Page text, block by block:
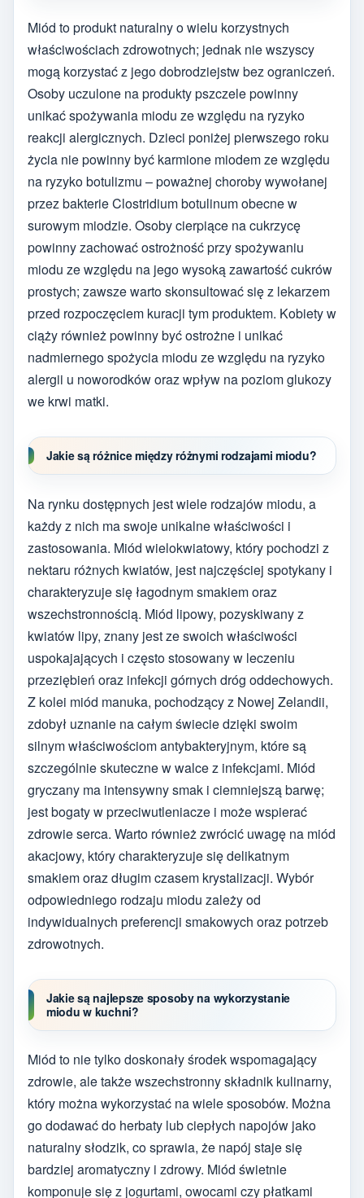
Miód to produkt naturalny o wielu korzystnych
właściwościach zdrowotnych; jednak nie wszyscy
mogą korzystać z jego dobrodziejstw bez ograniczeń.
Osoby uczulone na produkty pszczele powinny
unikać spożywania miodu ze względu na ryzyko
reakcji alergicznych. Dzieci poniżej pierwszego roku
życia nie powinny być karmione miodem ze względu
na ryzyko botulizmu – poważnej choroby wywołanej
przez bakterie Clostridium botulinum obecne w
surowym miodzie. Osoby cierpiące na cukrzycę
powinny zachować ostrożność przy spożywaniu
miodu ze względu na jego wysoką zawartość cukrów
prostych; zawsze warto skonsultować się z lekarzem
przed rozpoczęciem kuracji tym produktem. Kobiety w
ciąży również powinny być ostrożne i unikać
nadmiernego spożycia miodu ze względu na ryzyko
alergii u noworodków oraz wpływ na poziom glukozy
we krwi matki.
Jakie są różnice między różnymi rodzajami miodu?
Na rynku dostępnych jest wiele rodzajów miodu, a
każdy z nich ma swoje unikalne właściwości i
zastosowania. Miód wielokwiatowy, który pochodzi z
nektaru różnych kwiatów, jest najczęściej spotykany i
charakteryzuje się łagodnym smakiem oraz
wszechstronnością. Miód lipowy, pozyskiwany z
kwiatów lipy, znany jest ze swoich właściwości
uspokajających i często stosowany w leczeniu
przeziębień oraz infekcji górnych dróg oddechowych.
Z kolei miód manuka, pochodzący z Nowej Zelandii,
zdobył uznanie na całym świecie dzięki swoim
silnym właściwościom antybakteryjnym, które są
szczególnie skuteczne w walce z infekcjami. Miód
gryczany ma intensywny smak i ciemniejszą barwę;
jest bogaty w przeciwutleniacze i może wspierać
zdrowie serca. Warto również zwrócić uwagę na miód
akacjowy, który charakteryzuje się delikatnym
smakiem oraz długim czasem krystalizacji. Wybór
odpowiedniego rodzaju miodu zależy od
indywidualnych preferencji smakowych oraz potrzeb
zdrowotnych.
Jakie są najlepsze sposoby na wykorzystanie
miodu w kuchni?
Miód to nie tylko doskonały środek wspomagający
zdrowie, ale także wszechstronny składnik kulinarny,
który można wykorzystać na wiele sposobów. Można
go dodawać do herbaty lub ciepłych napojów jako
naturalny słodzik, co sprawia, że napój staje się
bardziej aromatyczny i zdrowy. Miód świetnie
komponuje się z jogurtami, owocami czy płatkami